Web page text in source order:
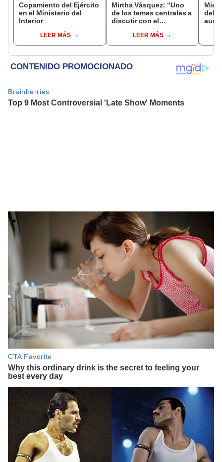
Copamiento del Ejército
en el Ministerio del
Interior
LEER MÁS
Mirtha Vásquez: “Uno
de los temas centrales a
discutir con el
memoria"LEER MÁS
del